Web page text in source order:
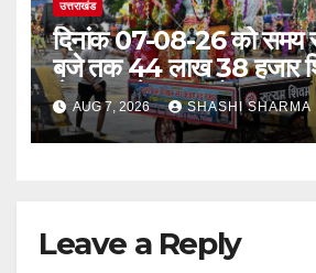
उत्तराखंड
दिनांक 07-08-26 को समय
बजे तक 44 लाख 38 हजार
लेकर अपने गंतव्य को
AUG 7, 2026 SHASHI SHARMA
Leave a Reply